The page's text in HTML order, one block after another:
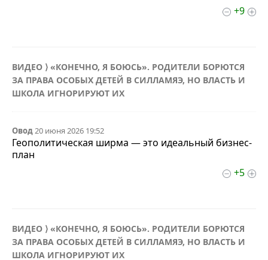
+9
ВИДЕО ⟩ «КОНЕЧНО, Я БОЮСЬ». РОДИТЕЛИ БОРЮТСЯ
ЗА ПРАВА ОСОБЫХ ДЕТЕЙ В СИЛЛАМЯЭ, НО ВЛАСТЬ И
ШКОЛА ИГНОРИРУЮТ ИХ
Овод20 июня 2026 19:52
Геополитическая ширма — это идеальный бизнес-
план
+5
ВИДЕО ⟩ «КОНЕЧНО, Я БОЮСЬ». РОДИТЕЛИ БОРЮТСЯ
ЗА ПРАВА ОСОБЫХ ДЕТЕЙ В СИЛЛАМЯЭ, НО ВЛАСТЬ И
ШКОЛА ИГНОРИРУЮТ ИХ